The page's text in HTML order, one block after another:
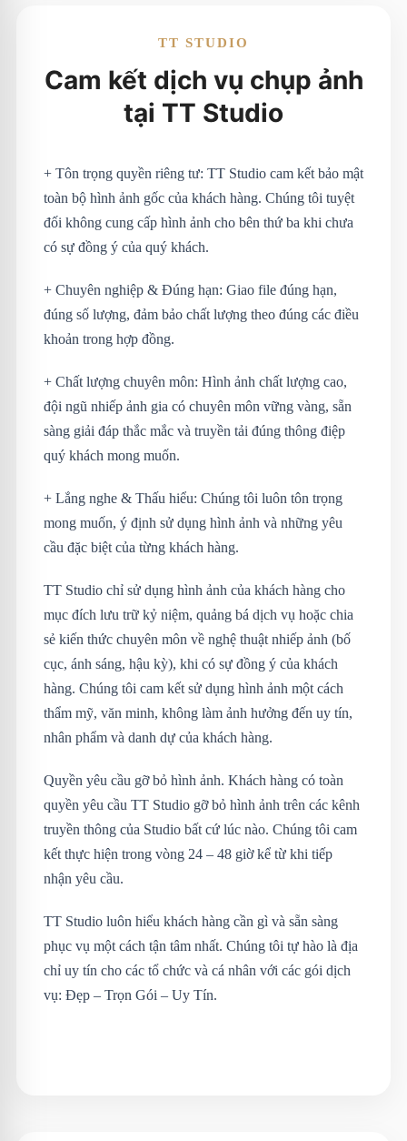
TT STUDIO
Cam kết dịch vụ chụp ảnh
tại TT Studio
+ Tôn trọng quyền riêng tư: TT Studio cam kết bảo mật
toàn bộ hình ảnh gốc của khách hàng. Chúng tôi tuyệt
đối không cung cấp hình ảnh cho bên thứ ba khi chưa
có sự đồng ý của quý khách.
+ Chuyên nghiệp & Đúng hạn: Giao file đúng hạn,
đúng số lượng, đảm bảo chất lượng theo đúng các điều
khoản trong hợp đồng.
+ Chất lượng chuyên môn: Hình ảnh chất lượng cao,
đội ngũ nhiếp ảnh gia có chuyên môn vững vàng, sẵn
sàng giải đáp thắc mắc và truyền tải đúng thông điệp
quý khách mong muốn.
+ Lắng nghe & Thấu hiểu: Chúng tôi luôn tôn trọng
mong muốn, ý định sử dụng hình ảnh và những yêu
cầu đặc biệt của từng khách hàng.
TT Studio chỉ sử dụng hình ảnh của khách hàng cho
mục đích lưu trữ kỷ niệm, quảng bá dịch vụ hoặc chia
sẻ kiến thức chuyên môn về nghệ thuật nhiếp ảnh (bố
cục, ánh sáng, hậu kỳ), khi có sự đồng ý của khách
hàng. Chúng tôi cam kết sử dụng hình ảnh một cách
thẩm mỹ, văn minh, không làm ảnh hưởng đến uy tín,
nhân phẩm và danh dự của khách hàng.
Quyền yêu cầu gỡ bỏ hình ảnh. Khách hàng có toàn
quyền yêu cầu TT Studio gỡ bỏ hình ảnh trên các kênh
truyền thông của Studio bất cứ lúc nào. Chúng tôi cam
kết thực hiện trong vòng 24 – 48 giờ kể từ khi tiếp
nhận yêu cầu.
TT Studio luôn hiểu khách hàng cần gì và sẵn sàng
phục vụ một cách tận tâm nhất. Chúng tôi tự hào là địa
chỉ uy tín cho các tổ chức và cá nhân với các gói dịch
vụ: Đẹp – Trọn Gói – Uy Tín.